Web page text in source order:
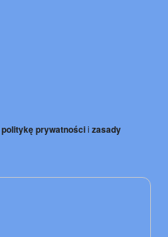
politykę prywatnościi zasady